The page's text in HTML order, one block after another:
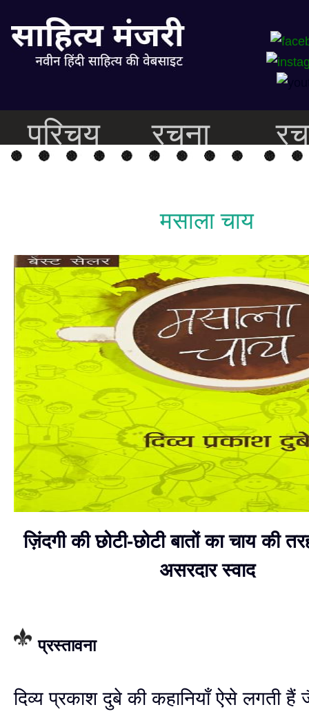
परिचय रचना
मसाला चाय
ज़िंदगी की छोटी-छोटी बातों का चाय की
असरदार स्वाद
प्रस्तावना
दिव्य प्रकाश दुबे की कहानियाँ ऐसे लगती